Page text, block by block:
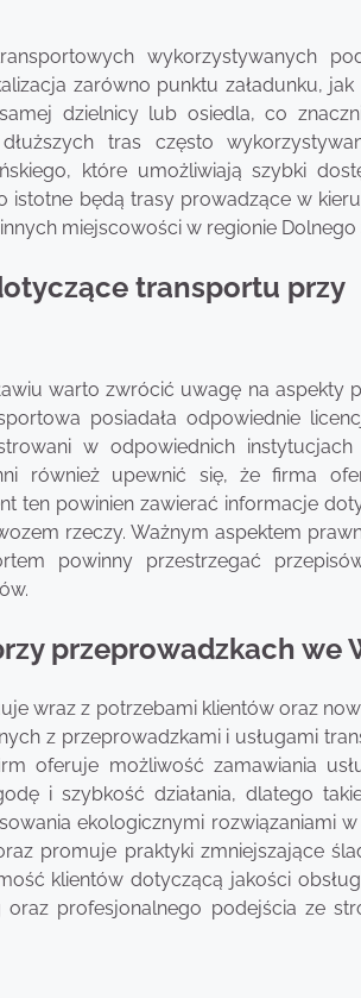
wykorzystywanych
zarówno punktu załadunku,
dzielnicy lub osiedla, co
tras często
które umożliwiają szybki
istotne będą trasy prowadzące w
miejscowości w regionie Dolnego
transportu przy
warto zwrócić uwagę na aspekty
posiadała odpowiednie
w odpowiednich
również upewnić się, że firma
ten powinien zawierać informacje
rzeczy. Ważnym aspektem
powinny przestrzegać
przeprowadzkach we
wraz z potrzebami klientów oraz
z przeprowadzkami i usługami
oferuje możliwość zamawiania
i szybkość działania, dlatego
ekologicznymi rozwiązaniami
promuje praktyki zmniejszające
klientów dotyczącą jakości
profesjonalnego podejścia ze